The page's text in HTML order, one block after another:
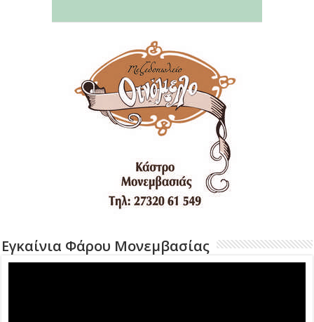
Εγκαίνια Φάρου Μονεμβασίας